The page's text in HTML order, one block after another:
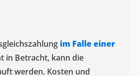
im Falle einer
in Betracht, kann die
werden. Kosten und